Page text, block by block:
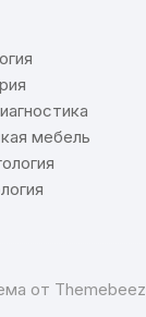
мебель
от Themebeez